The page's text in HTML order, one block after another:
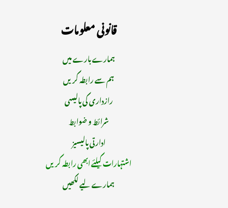
قانونی معلومات
ہمارے بارے میں
ہم سے رابطہ کریں
رازداری کی پالیسی
شرائط و ضوابط
ادارتی پالیسیز
اشتہارات کیلئے ابھی رابطہ کریں
ہمارے لیے لکھیں